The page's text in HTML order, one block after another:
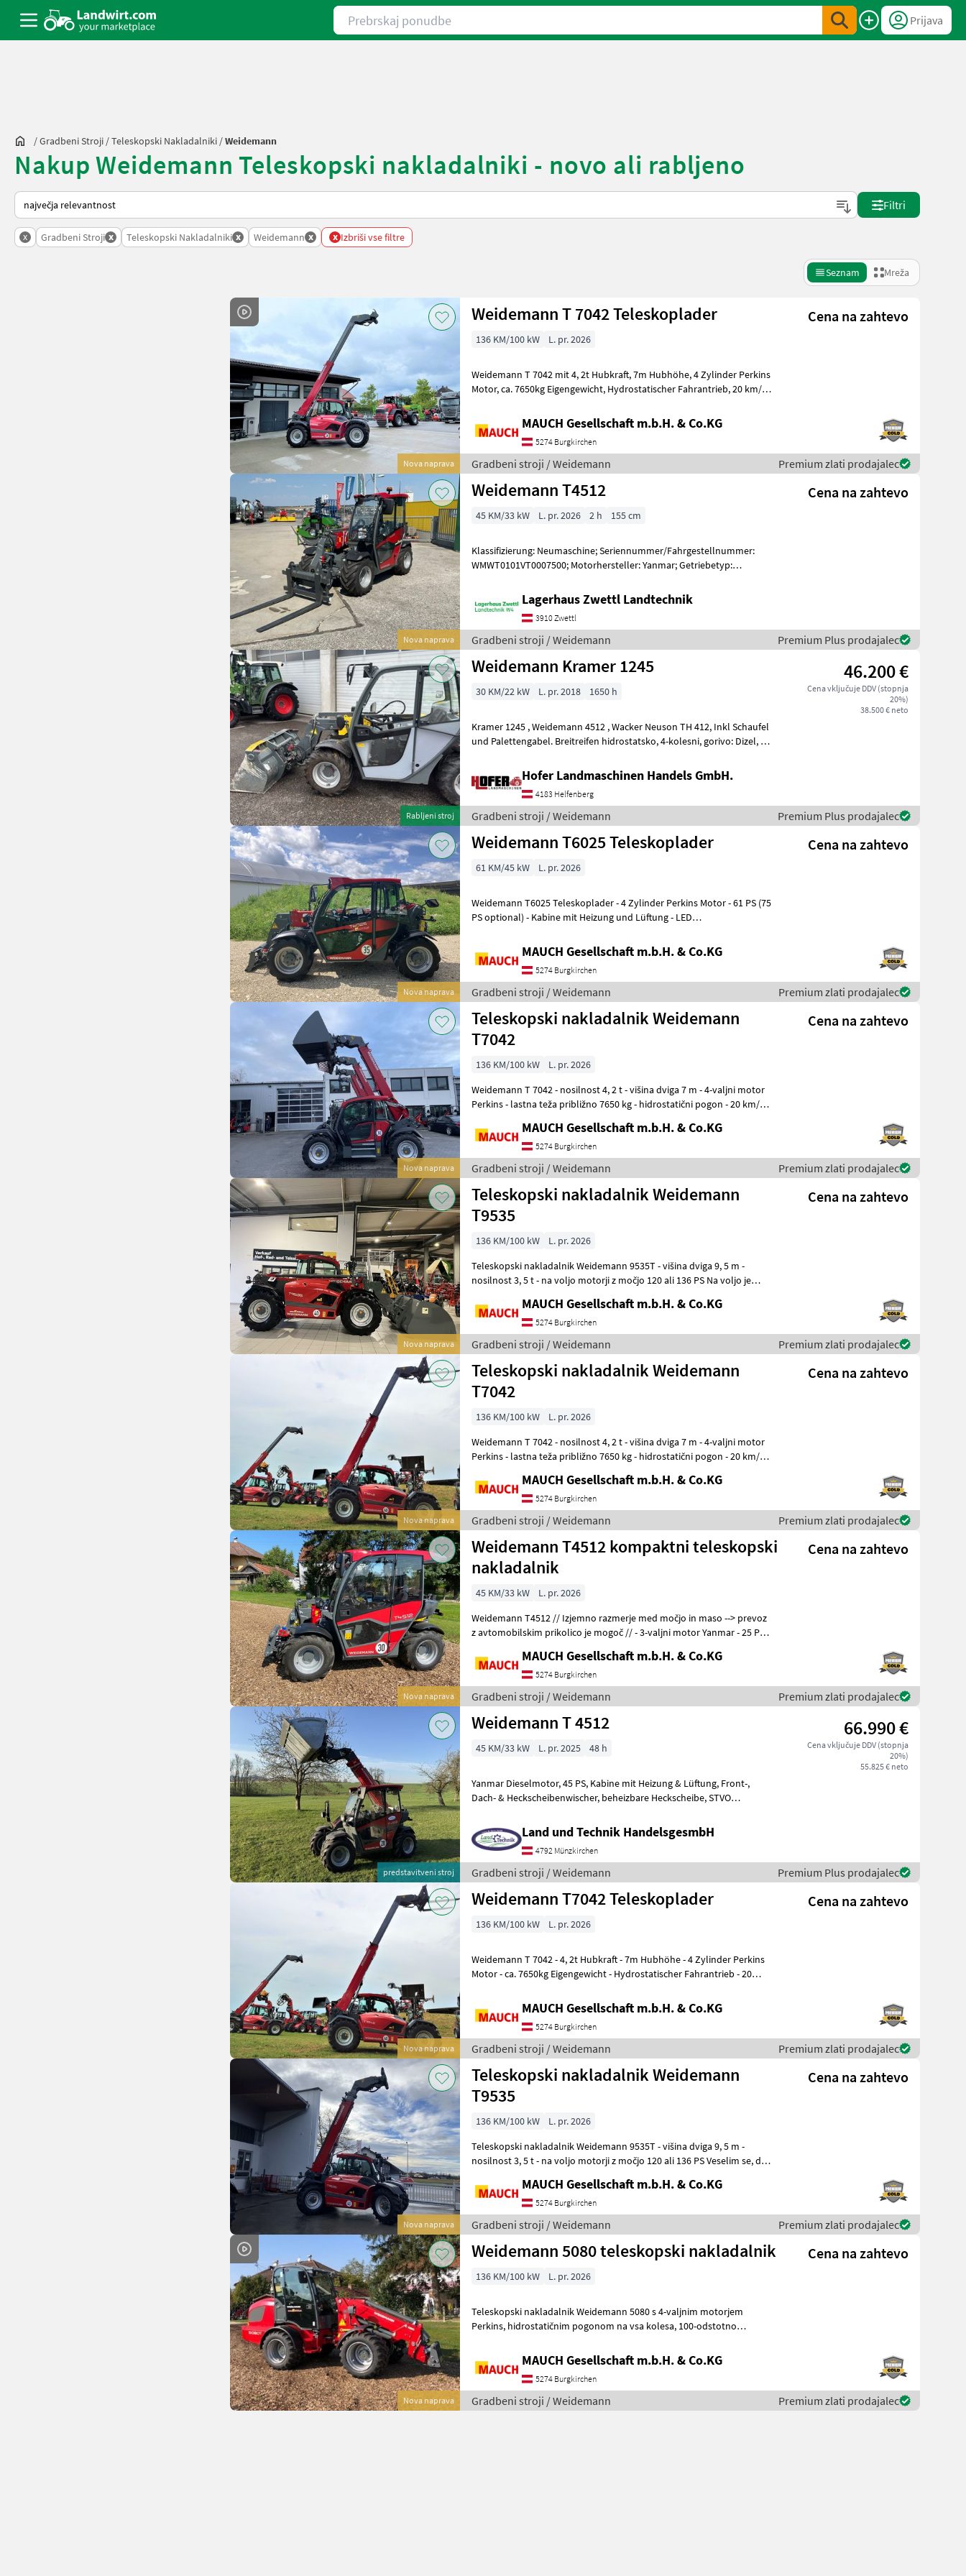
Prebrskaj ponudbe
Prijava
/Gradbeni Stroji /Teleskopski Nakladalniki /Weidemann
Nakup Weidemann Teleskopski nakladalniki - novo ali rabljeno
Tako je razvrščeno na Landwirt.com
Filtri
x Gradbeni Stroji x Teleskopski Nakladalniki x Weidemann x x Izbriši vse filtre
Seznam Mreža
Nova naprava
Weidemann T 7042 Teleskoplader Cena na zahtevo
136 KM/100 kW L. pr. 2026
Weidemann T 7042 mit 4, 2t Hubkraft, 7m Hubhöhe, 4 Zylinder Perkins
Motor, ca. 7650kg Eigengewicht, Hydrostatischer Fahrantrieb, 20 km/h
MAUCH Gesellschaft m.b.H. & Co.KG
5274 Burgkirchen
Gradbeni stroji / Weidemann Premium zlati prodajalec
Nova naprava
Weidemann T4512 Cena na zahtevo
45 KM/33 kW L. pr. 2026 2 h 155 cm
Klassifizierung: Neumaschine; Seriennummer/Fahrgestellnummer:
WMWT0101VT0007500; Motorhersteller: Yanmar; Getriebetyp:
Lagerhaus Zwettl Landtechnik
3910 Zwettl
Gradbeni stroji / Weidemann Premium Plus prodajalec
Rabljeni stroj
Weidemann Kramer 1245 46.200 €
Cena vključuje DDV (stopnja
20%)
38.500 € neto
30 KM/22 kW L. pr. 2018 1650 h
Kramer 1245 , Weidemann 4512 , Wacker Neuson TH 412, Inkl Schaufel
und Palettengabel. Breitreifen hidrostatsko, 4-kolesni, gorivo: Dizel, , ,
Hofer Landmaschinen Handels GmbH.
4183 Helfenberg
Gradbeni stroji / Weidemann Premium Plus prodajalec
Nova naprava
Weidemann T6025 Teleskoplader Cena na zahtevo
61 KM/45 kW L. pr. 2026
Weidemann T6025 Teleskoplader - 4 Zylinder Perkins Motor - 61 PS (75
PS optional) - Kabine mit Heizung und Lüftung - LED
MAUCH Gesellschaft m.b.H. & Co.KG
5274 Burgkirchen
Gradbeni stroji / Weidemann Premium zlati prodajalec
Nova naprava
Teleskopski nakladalnik Weidemann
T7042
Cena na zahtevo
136 KM/100 kW
L. pr. 2026
Weidemann T 7042 - nosilnost 4, 2 t - višina dviga 7 m - 4-valjni motor
Perkins - lastna teža približno 7650 kg - hidrostatični pogon - 20 km/h
MAUCH Gesellschaft m.b.H. & Co.KG
5274 Burgkirchen
Gradbeni stroji / Weidemann Premium zlati prodajalec
Nova naprava
Teleskopski nakladalnik Weidemann
T9535
Cena na zahtevo
136 KM/100 kW
L. pr. 2026
Teleskopski nakladalnik Weidemann 9535T - višina dviga 9, 5 m -
nosilnost 3, 5 t - na voljo motorji z močjo 120 ali 136 PS Na voljo je
MAUCH Gesellschaft m.b.H. & Co.KG
5274 Burgkirchen
Gradbeni stroji / Weidemann Premium zlati prodajalec
Nova naprava
Teleskopski nakladalnik Weidemann
T7042
Cena na zahtevo
136 KM/100 kW
L. pr. 2026
Weidemann T 7042 - nosilnost 4, 2 t - višina dviga 7 m - 4-valjni motor
Perkins - lastna teža približno 7650 kg - hidrostatični pogon - 20 km/h
MAUCH Gesellschaft m.b.H. & Co.KG
5274 Burgkirchen
Gradbeni stroji / Weidemann Premium zlati prodajalec
Nova naprava
Weidemann T4512 kompaktni teleskopski
nakladalnik
Cena na zahtevo
45 KM/33 kW
L. pr. 2026
Weidemann T4512 // Izjemno razmerje med močjo in maso --> prevoz
z avtomobilskim prikolico je mogoč // - 3-valjni motor Yanmar - 25 PS,
MAUCH Gesellschaft m.b.H. & Co.KG
5274 Burgkirchen
Gradbeni stroji / Weidemann Premium zlati prodajalec
predstavitveni stroj
Weidemann T 4512 66.990 €
Cena vključuje DDV (stopnja
20%)
55.825 € neto
45 KM/33 kW L. pr. 2025 48 h
Yanmar Dieselmotor, 45 PS, Kabine mit Heizung & Lüftung, Front-,
Dach- & Heckscheibenwischer, beheizbare Heckscheibe, STVO
Land und Technik HandelsgesmbH
4792 Münzkirchen
Gradbeni stroji / Weidemann Premium Plus prodajalec
Nova naprava
Weidemann T7042 Teleskoplader Cena na zahtevo
136 KM/100 kW L. pr. 2026
Weidemann T 7042 - 4, 2t Hubkraft - 7m Hubhöhe - 4 Zylinder Perkins
Motor - ca. 7650kg Eigengewicht - Hydrostatischer Fahrantrieb - 20
MAUCH Gesellschaft m.b.H. & Co.KG
5274 Burgkirchen
Gradbeni stroji / Weidemann Premium zlati prodajalec
Nova naprava
Teleskopski nakladalnik Weidemann
T9535
Cena na zahtevo
136 KM/100 kW
L. pr. 2026
Teleskopski nakladalnik Weidemann 9535T - višina dviga 9, 5 m -
nosilnost 3, 5 t - na voljo motorji z močjo 120 ali 136 PS Veselim se, da
MAUCH Gesellschaft m.b.H. & Co.KG
5274 Burgkirchen
Gradbeni stroji / Weidemann Premium zlati prodajalec
Nova naprava
Weidemann 5080 teleskopski nakladalnik Cena na zahtevo
136 KM/100 kW L. pr. 2026
Teleskopski nakladalnik Weidemann 5080 s 4-valjnim motorjem
Perkins, hidrostatičnim pogonom na vsa kolesa, 100-odstotno
MAUCH Gesellschaft m.b.H. & Co.KG
5274 Burgkirchen
Gradbeni stroji / Weidemann Premium zlati prodajalec